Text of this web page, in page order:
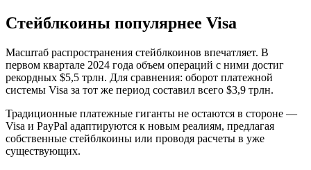
Стейблкоины популярнее Visa
Масштаб распространения стейблкоинов впечатляет. В
первом квартале 2024 года объем операций с ними достиг
рекордных $5,5 трлн. Для сравнения: оборот платежной
системы Visa за тот же период составил всего $3,9 трлн.
Традиционные платежные гиганты не остаются в стороне —
Visa и PayPal адаптируются к новым реалиям, предлагая
собственные стейблкоины или проводя расчеты в уже
существующих.